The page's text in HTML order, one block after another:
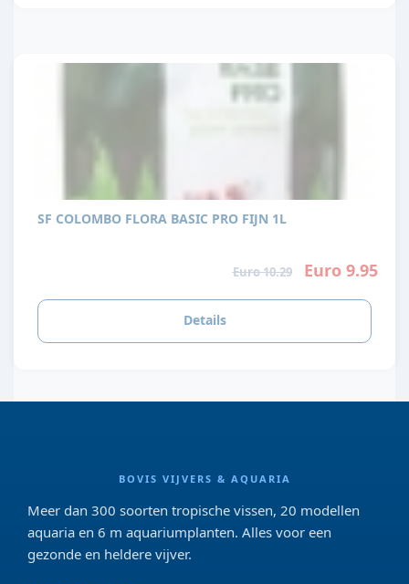
SF COLOMBO FLORA BASIC PRO FIJN 1L
Euro 10.29 Euro 9.95
Details
BOVIS VIJVERS & AQUARIA
Meer dan 300 soorten tropische vissen, 20 modellen
aquaria en 6 m aquariumplanten. Alles voor een
gezonde en heldere vijver.